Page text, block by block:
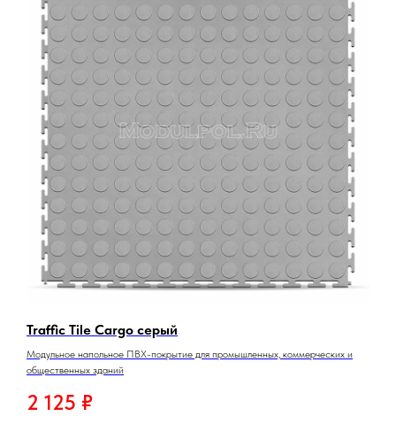
Traffic Tile Cargo серый
Модульное напольное ПВХ-покрытие для промышленных, коммерческих и
общественных зданий
2 125 ₽